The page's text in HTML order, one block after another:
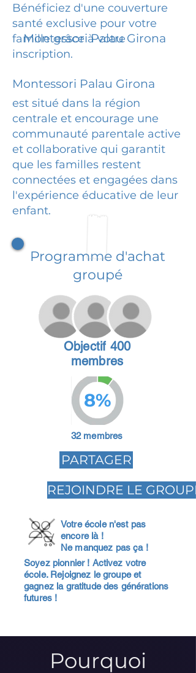
Bénéficiez d'une couverture
santé exclusive pour votre
famille grâce à votre
inscription.
Montessori Palau Girona
Montessori Palau Girona
est situé dans la région
centrale et encourage une
communauté parentale active
et collaborative qui garantit
que les familles restent
connectées et engagées dans
l'expérience éducative de leur
enfant.
Programme d'achat
groupé
Objectif 400
membres
8%
32 membres
PARTAGER
REJOINDRE LE GROUPE
Votre école n'est pas
encore là !
Ne manquez pas ça !
Soyez pionnier ! Activez votre
école. Rejoignez le groupe et
gagnez la gratitude des générations
futures !
Pourquoi